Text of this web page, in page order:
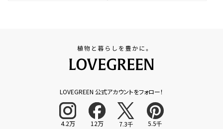
LOVEGREEN 公式アカウントをフォロー！
4.2万 12万 7.3千 5.5千